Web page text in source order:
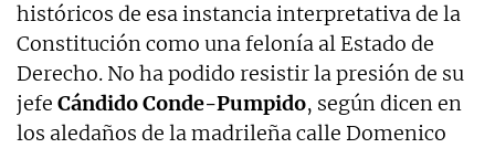
históricos de esa instancia interpretativa de la
Constitución como una felonía al Estado de
Derecho. No ha podido resistir la presión de su
jefe Cándido Conde-Pumpido, según dicen en
los aledaños de la madrileña calle Domenico